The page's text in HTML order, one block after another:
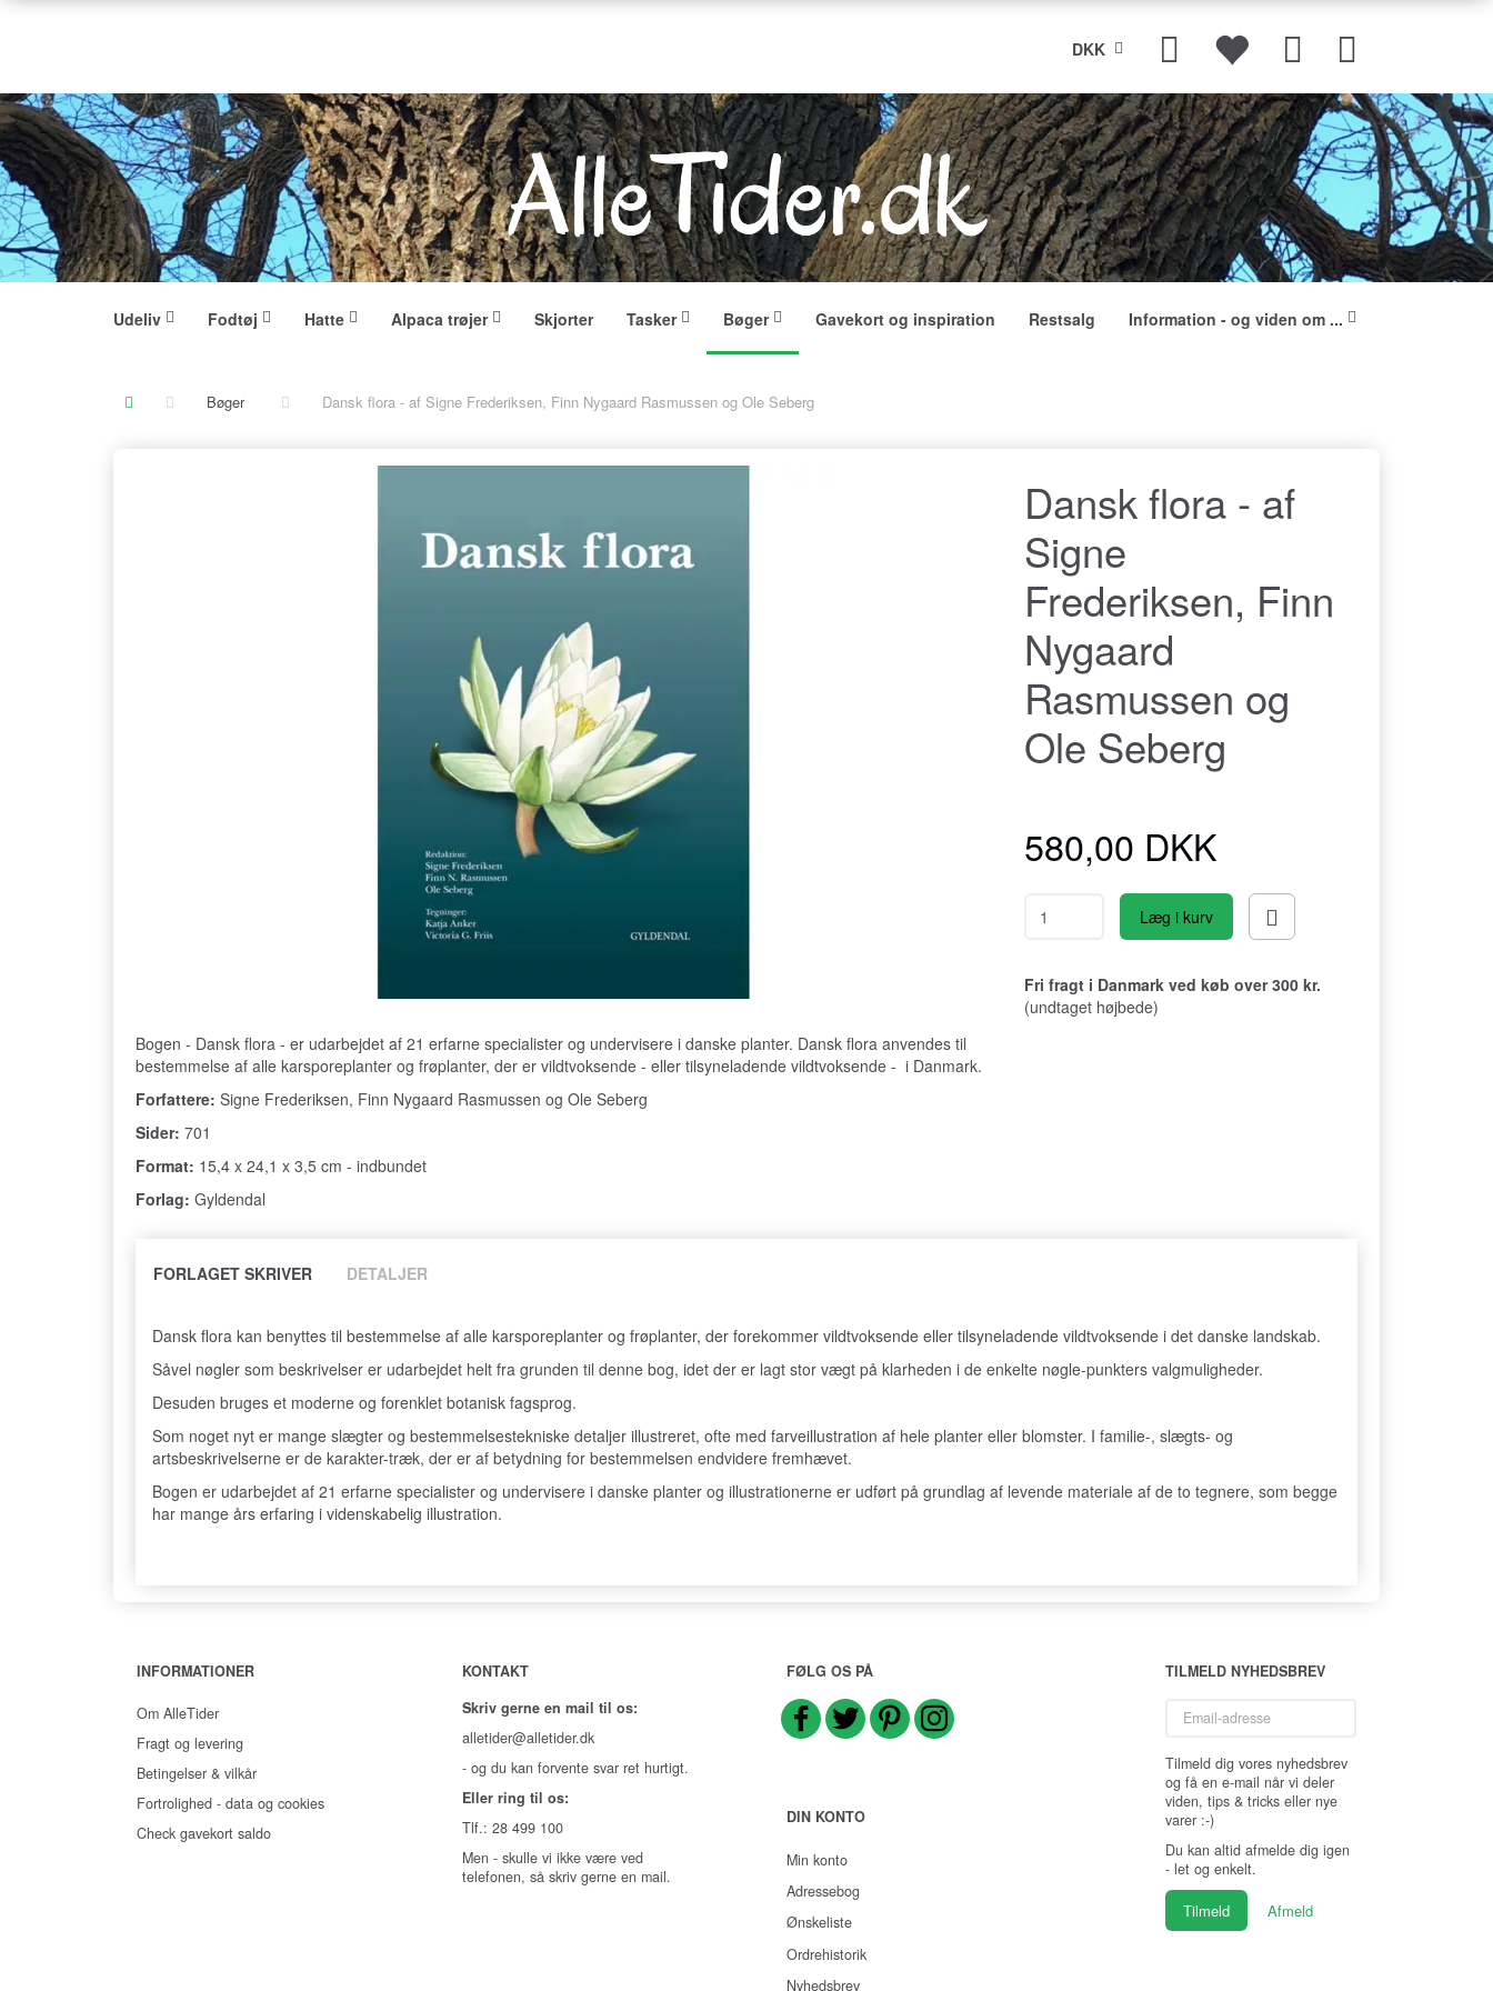
DKK
Udeliv Fodtøj Hatte Alpaca trøjer Skjorter Tasker Bøger Gavekort og inspiration Restsalg Information - og viden om ...
Bøger Dansk flora - af Signe Frederiksen, Finn Nygaard Rasmussen og Ole Seberg
Bogen - Dansk flora - er udarbejdet af 21 erfarne specialister og undervisere i danske planter. Dansk flora anvendes til
bestemmelse af alle karsporeplanter og frøplanter, der er vildtvoksende - eller tilsyneladende vildtvoksende - i Danmark.
Forfattere: Signe Frederiksen, Finn Nygaard Rasmussen og Ole Seberg
Sider: 701
Format: 15,4 x 24,1 x 3,5 cm - indbundet
Forlag: Gyldendal
Dansk flora - af
Signe
Frederiksen, Finn
Nygaard
Rasmussen og
Ole Seberg
580,00 DKK
Læg i kurv
Fri fragt i Danmark ved køb over 300 kr.
(undtaget højbede)
FORLAGET SKRIVER DETALJER
Dansk flora kan benyttes til bestemmelse af alle karsporeplanter og frøplanter, der forekommer vildtvoksende eller tilsyneladende vildtvoksende i det danske landskab.
Såvel nøgler som beskrivelser er udarbejdet helt fra grunden til denne bog, idet der er lagt stor vægt på klarheden i de enkelte nøgle-punkters valgmuligheder.
Desuden bruges et moderne og forenklet botanisk fagsprog.
Som noget nyt er mange slægter og bestemmelsestekniske detaljer illustreret, ofte med farveillustration af hele planter eller blomster. I familie-, slægts- og
artsbeskrivelserne er de karakter-træk, der er af betydning for bestemmelsen endvidere fremhævet.
Bogen er udarbejdet af 21 erfarne specialister og undervisere i danske planter og illustrationerne er udført på grundlag af levende materiale af de to tegnere, som begge
har mange års erfaring i videnskabelig illustration.
INFORMATIONER
Om AlleTider
Fragt og levering
Betingelser & vilkår
Fortrolighed - data og cookies
Check gavekort saldo
KONTAKT
Skriv gerne en mail til os:
alletider@alletider.dk
- og du kan forvente svar ret hurtigt.
Eller ring til os:
Tlf.: 28 499 100
Men - skulle vi ikke være ved
telefonen, så skriv gerne en mail.
FØLG OS PÅ
DIN KONTO
Min konto
Adressebog
Ønskeliste
Ordrehistorik
Nyhedsbrev
TILMELD NYHEDSBREV
adresse
Tilmeld dig vores nyhedsbrev
og få en e-mail når vi deler
viden, tips & tricks eller nye
varer :-)
Du kan altid afmelde dig igen
- let og enkelt.
Tilmeld Afmeld